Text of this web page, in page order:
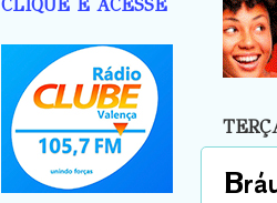
CLIQUE E ACESSE